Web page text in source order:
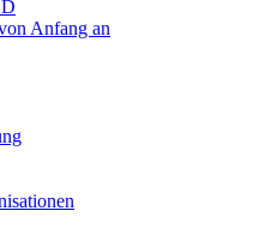
Anfang an